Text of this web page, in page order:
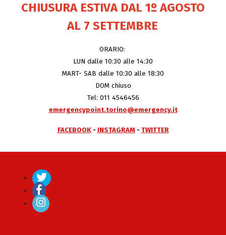
CHIUSURA ESTIVA DAL 1º AGOSTO
AL 7 SETTEMBRE
ORARIO:
LUN dalle 10:30 alle 14:30
MART- SAB dalle 10:30 alle 18:30
DOM chiuso
Tel: 011 4546456
emergencypoint.torino@emergency.it
FACEBOOK- INSTAGRAM- TWITTER